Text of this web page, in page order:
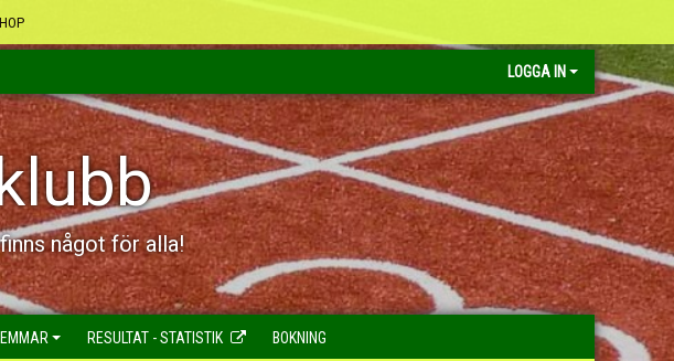
LOGGA IN
något för alla!
RESULTAT - STATISTIK BOKNING